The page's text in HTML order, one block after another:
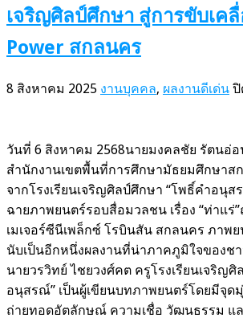
เจริญศิลป์ศึกษา สู่การขับเค
Power สกลนคร
8 สิงหาคม 2025 งานบุคคล, ผลงานดีเด่น ปิ
วันที่ 6 สิงหาคม 2568นายมงคลชัย รัตนอ่อ
สำนักงานเขตพื้นที่การศึกษามัธยมศึกษา
จากโรงเรียนเจริญศิลป์ศึกษา “โพธิ์คำอนุส
ฉายภาพยนตร์รอบสื่อมวลชน เรื่อง “ท่าแร่
เมเจอร์ซีนีเพล็กซ์ โรบินสัน สกลนคร ภาพย
นับเป็นอีกหนึ่งผลงานที่น่าภาคภูมิใจของช
นายวรวิทย์ ไชยวงศ์คต ครูโรงเรียนเจริญ
อนุสรณ์” เป็นผู้เขียนบทภาพยนตร์โดยมีจุด
ถ่ายทอดอัตลักษณ์ ความเชื่อ วัฒนธรรม แ